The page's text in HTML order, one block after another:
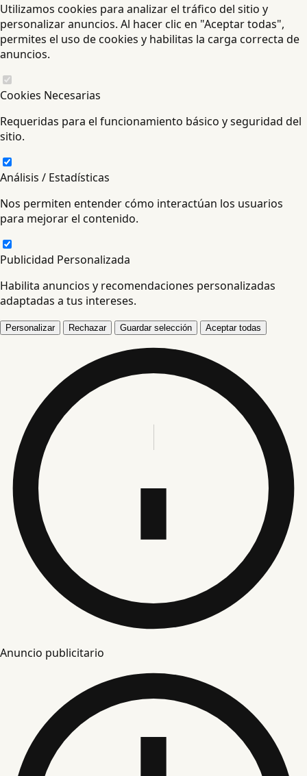
Utilizamos cookies para analizar el tráfico del sitio y
personalizar anuncios. Al hacer clic en "Aceptar todas",
permites el uso de cookies y habilitas la carga correcta de
anuncios.
Cookies Necesarias
Requeridas para el funcionamiento básico y seguridad del
sitio.
Análisis / Estadísticas
Nos permiten entender cómo interactúan los usuarios
para mejorar el contenido.
Publicidad Personalizada
Habilita anuncios y recomendaciones personalizadas
adaptadas a tus intereses.
Personalizar Rechazar Guardar selección Aceptar todas
Anuncio publicitario